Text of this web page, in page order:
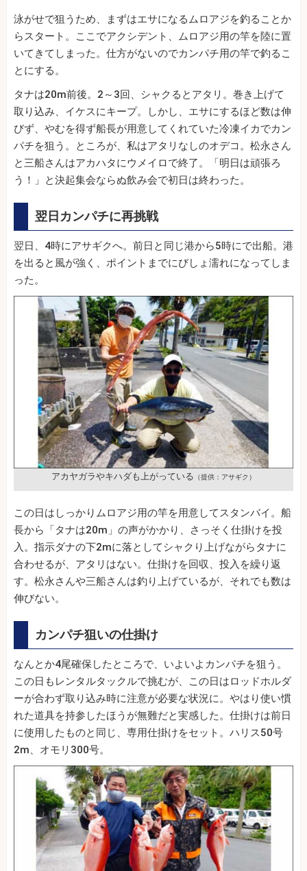
泳がせで狙うため、まずはエサになるムロアジを釣ることか
らスタート。ここでアクシデント、ムロアジ用の竿を陸に置
いてきてしまった。仕方がないのでカンパチ用の竿で釣るこ
とにする。
タナは20m前後。2～3回、シャクるとアタリ。巻き上げて
取り込み、イケスにキープ。しかし、エサにするほど数は伸
びず、やむを得ず船長が用意してくれていた冷凍イカでカン
パチを狙う。ところが、私はアタリなしのオデコ。松永さん
と三船さんはアカハタにウメイロで終了。「明日は頑張ろ
う！」と決起集会ならぬ飲み会で初日は終わった。
翌日カンパチに再挑戦
翌日、4時にアサギクへ。前日と同じ港から5時にで出船。港
を出ると風が強く、ポイントまでにびしょ濡れになってしま
った。
アカヤガラやキハダも上がっている （提供：アサギク）
この日はしっかりムロアジ用の竿を用意してスタンバイ。船
長から「タナは20m」の声がかかり、さっそく仕掛けを投
入。指示ダナの下2mに落としてシャクり上げながらタナに
合わせるが、アタリはない。仕掛けを回収、投入を繰り返
す。松永さんや三船さんは釣り上げているが、それでも数は
伸びない。
カンパチ狙いの仕掛け
なんとか4尾確保したところで、いよいよカンパチを狙う。
この日もレンタルタックルで挑むが、この日はロッドホルダ
ーが合わず取り込み時に注意が必要な状況に。やはり使い慣
れた道具を持参したほうが無難だと実感した。仕掛けは前日
に使用したものと同じ、専用仕掛けをセット。ハリス50号
2m、オモリ300号。